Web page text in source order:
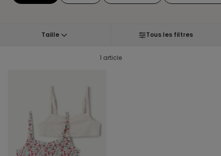
Taille Tous les filtres
1 article